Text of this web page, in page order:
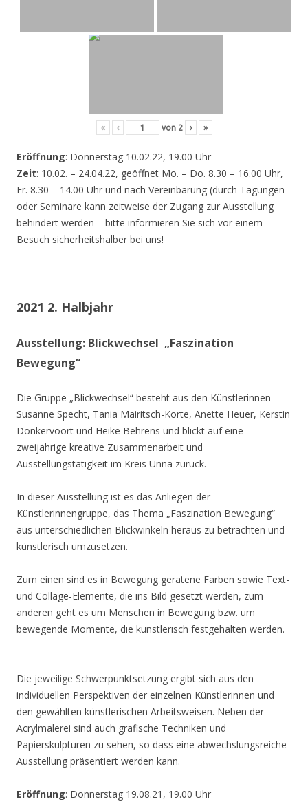
« ‹ von 2 › »
Eröffnung: Donnerstag 10.02.22, 19.00 Uhr
Zeit: 10.02. – 24.04.22, geöffnet Mo. – Do. 8.30 – 16.00 Uhr,
Fr. 8.30 – 14.00 Uhr und nach Vereinbarung (durch Tagungen
oder Seminare kann zeitweise der Zugang zur Ausstellung
behindert werden – bitte informieren Sie sich vor einem
Besuch sicherheitshalber bei uns!
2021 2. Halbjahr
Ausstellung: Blickwechsel „Faszination
Bewegung“
Die Gruppe „Blickwechsel“ besteht aus den Künstlerinnen
Susanne Specht, Tania Mairitsch-Korte, Anette Heuer, Kerstin
Donkervoort und Heike Behrens und blickt auf eine
zweijährige kreative Zusammenarbeit und
Ausstellungstätigkeit im Kreis Unna zurück.
In dieser Ausstellung ist es das Anliegen der
Künstlerinnengruppe, das Thema „Faszination Bewegung“
aus unterschiedlichen Blickwinkeln heraus zu betrachten und
künstlerisch umzusetzen.
Zum einen sind es in Bewegung geratene Farben sowie Text-
und Collage-Elemente, die ins Bild gesetzt werden, zum
anderen geht es um Menschen in Bewegung bzw. um
bewegende Momente, die künstlerisch festgehalten werden.
Die jeweilige Schwerpunktsetzung ergibt sich aus den
individuellen Perspektiven der einzelnen Künstlerinnen und
den gewählten künstlerischen Arbeitsweisen. Neben der
Acrylmalerei sind auch grafische Techniken und
Papierskulpturen zu sehen, so dass eine abwechslungsreiche
Ausstellung präsentiert werden kann.
Eröffnung: Donnerstag 19.08.21, 19.00 Uhr